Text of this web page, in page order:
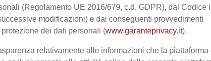
(Regolamento UE 2016/679, c.d. GDPR), dal Codice
modificazioni) e dai conseguenti provvedimenti
dei dati personali (www.garanteprivacy.it).
relativamente alle informazioni che la piattaforma